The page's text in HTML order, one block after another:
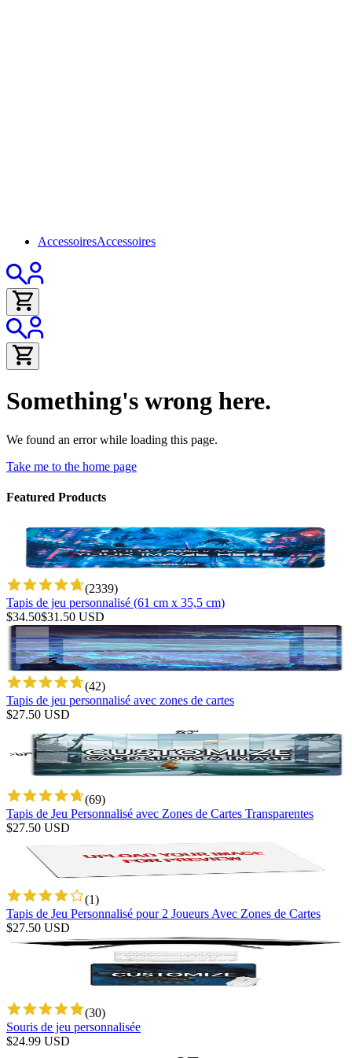
AccessoiresAccessoires
Something's wrong here.
We found an error while loading this page.
Take me to the home page
Featured Products
(2339)
Tapis de jeu personnalisé (61 cm x 35,5 cm)
$34.50$31.50 USD
(42)
Tapis de jeu personnalisé avec zones de cartes
$27.50 USD
(69)
Tapis de Jeu Personnalisé avec Zones de Cartes Transparentes
$27.50 USD
(1)
Tapis de Jeu Personnalisé pour 2 Joueurs Avec Zones de Cartes
$27.50 USD
(30)
Souris de jeu personnalisée
$24.99 USD